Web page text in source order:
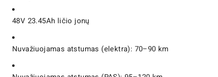
48V 23.45Ah ličio jonų
Nuvažiuojamas atstumas (elektra): 70–90 km